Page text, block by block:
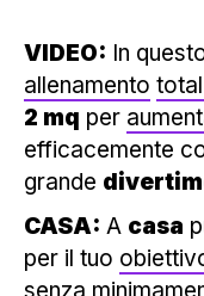
VIDEO: In
allenamento
2 mq per
efficacemente
grande
CASA: A casa
per il tuo
senza